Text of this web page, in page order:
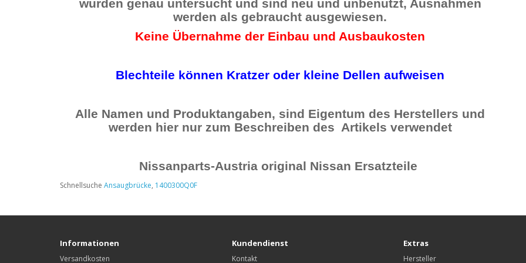
wurden genau untersucht und sind neu und unbenutzt, Ausnahmen
werden als gebraucht ausgewiesen.
Keine Übernahme der Einbau und Ausbaukosten
Blechteile können Kratzer oder kleine Dellen aufweisen
Alle Namen und Produktangaben, sind Eigentum des Herstellers und
werden hier nur zum Beschreiben des Artikels verwendet
Nissanparts-Austria original Nissan Ersatzteile
Schnellsuche Ansaugbrücke, 1400300Q0F
Informationen
Versandkosten
Kundendienst
Kontakt
Extras
Hersteller